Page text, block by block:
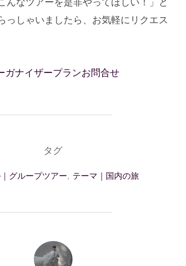
っしゃいましたら、お気軽にリクエス
ガナイザープランお問合せ
タグ
グループツアー, テーマ｜国内の旅
投稿者